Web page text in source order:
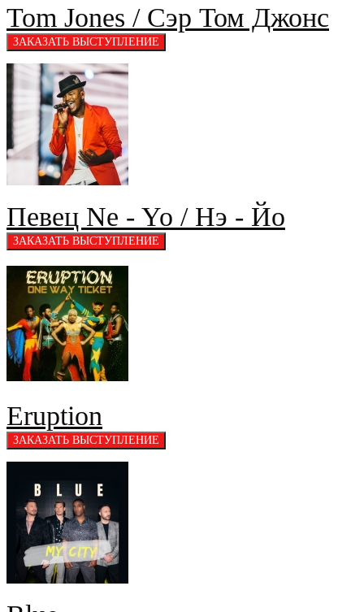
Tom Jones / Сэр Том Джонс
Певец Ne - Yo / Нэ - Йо
Eruption